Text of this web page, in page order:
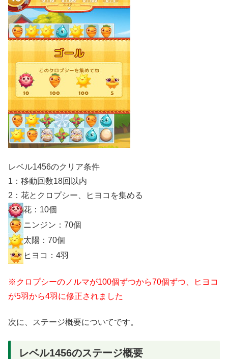
レベル1456のクリア条件
1：移動回数18回以内
2：花とクロプシー、ヒヨコを集める
花：10個
ニンジン：70個
太陽：70個
ヒヨコ：4羽
※クロプシーのノルマが100個ずつから70個ずつ、ヒヨコ
が5羽から4羽に修正されました
次に、ステージ概要についてです。
レベル1456のステージ概要